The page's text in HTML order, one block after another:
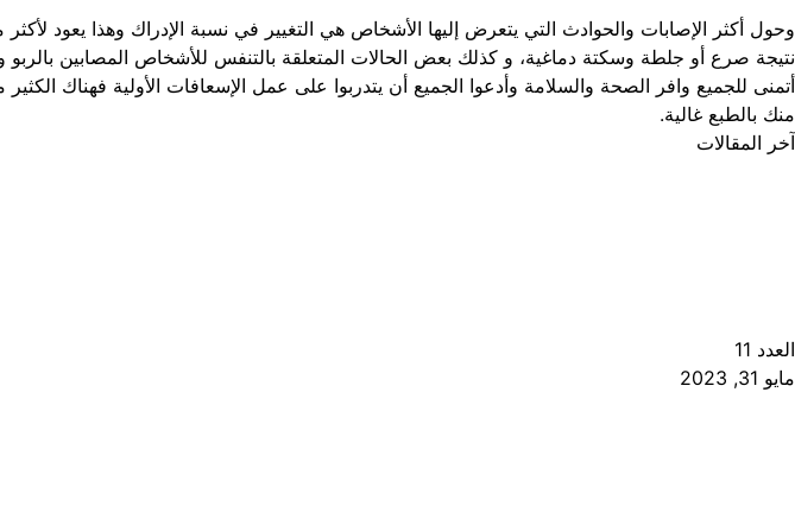
وحول أكثر الإصابات والحوادث التي يتعرض إليها الأشخاص هي التغيير في نسبة الإدراك وهذا
نتيجة صرع أو جلطة وسكتة دماغية، و كذلك بعض الحالات المتعلقة بالتنفس للأشخاص المصابين
أتمنى للجميع وافر الصحة والسلامة وأدعوا الجميع أن يتدربوا على عمل الإسعافات الأولية
منك بالطبع غالية.
آخر المقالات
العدد 11
مايو 31, 2023